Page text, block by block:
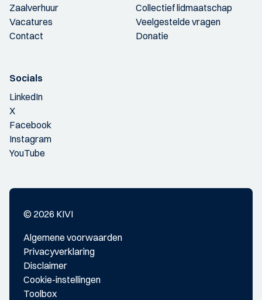
Zaalverhuur
Vacatures
Contact
Collectief lidmaatschap
Veelgestelde vragen
Donatie
Socials
LinkedIn
X
Facebook
Instagram
YouTube
© 2026 KIVI
Algemene voorwaarden
Privacyverklaring
Disclaimer
Cookie-instellingen
Toolbox